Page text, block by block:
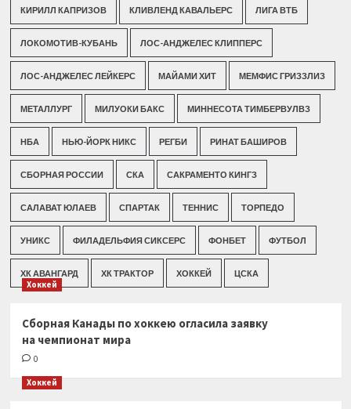
КИРИЛЛ КАПРИЗОВ КЛИВЛЕНД КАВАЛЬЕРС ЛИГА ВТБ
ЛОКОМОТИВ-КУБАНЬ ЛОС-АНДЖЕЛЕС КЛИППЕРС
ЛОС-АНДЖЕЛЕС ЛЕЙКЕРС МАЙАМИ ХИТ МЕМФИС ГРИЗЗЛИЗ
МЕТАЛЛУРГ МИЛУОКИ БАКС МИННЕСОТА ТИМБЕРВУЛВЗ
НБА НЬЮ-ЙОРК НИКС РЕГБИ РИНАТ БАШИРОВ
СБОРНАЯ РОССИИ СКА САКРАМЕНТО КИНГЗ
САЛАВАТ ЮЛАЕВ СПАРТАК ТЕННИС ТОРПЕДО
УНИКС ФИЛАДЕЛЬФИЯ СИКСЕРС ФОНБЕТ ФУТБОЛ
ХК АВАНГАРД ХК ТРАКТОР ХОККЕЙ ЦСКА
Хоккей
Сборная Канады по хоккею огласила заявку
на чемпионат мира
0
Хоккей